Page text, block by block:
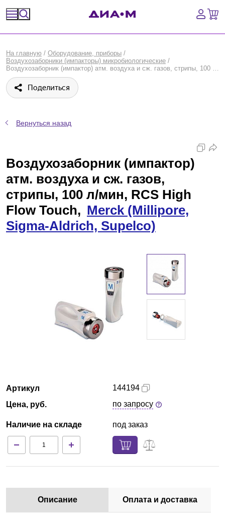
Оборудование, приборы
Расходные материалы, пластик, стекло
Библиотека
Сравнение
Технический сервис
Контакты
На главную / Оборудование, приборы /
Воздухозаборники (импакторы) микробиологические /
Воздухозаборник (импактор) атм. воздуха и сж. газов, стрипы, 100 л/мин, RCS High Flow Touch, Merck (Millipore, Sigma-Aldrich, Supelco)
Поделиться
Вернуться назад
Воздухозаборник (импактор)
атм. воздуха и сж. газов,
стрипы, 100 л/мин, RCS High
Flow Touch, Merck (Millipore,
Sigma-Aldrich, Supelco)
Артикул
Цена, руб.
Наличие на складе
144194
по запросу
под заказ
Описание Оплата и доставка